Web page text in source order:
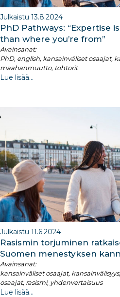
Julkaistu 13.8.2024
PhD Pathways: “Expertise
than where you’re from”
Avainsanat:
PhD, english, kansainväliset osaajat,
maahanmuutto, tohtorit
Lue lisää...
Julkaistu 11.6.2024
Rasismin torjuminen
Suomen menestyksen
Avainsanat:
kansainväliset osaajat,
osaajat, rasismi, yhdenvertaisuus
Lue lisää...